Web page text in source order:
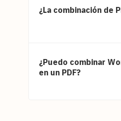
¿La combinación de
¿Puedo combinar
en un PDF?